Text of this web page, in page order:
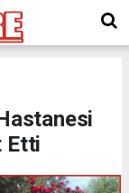
Etti